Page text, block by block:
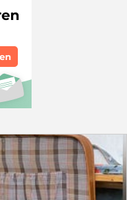
auch auf
Anytime for